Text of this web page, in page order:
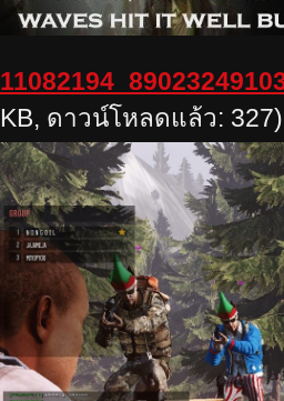
KB, ดาวน์โหลดแล้ว: 327)